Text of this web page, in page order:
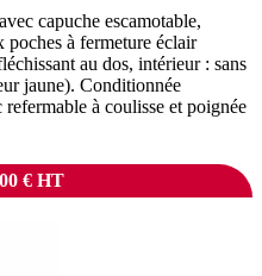
capuche escamotable,
poches à fermeture éclair
au dos, intérieur : sans
jaune). Conditionnée
à coulisse et poignée
€HT